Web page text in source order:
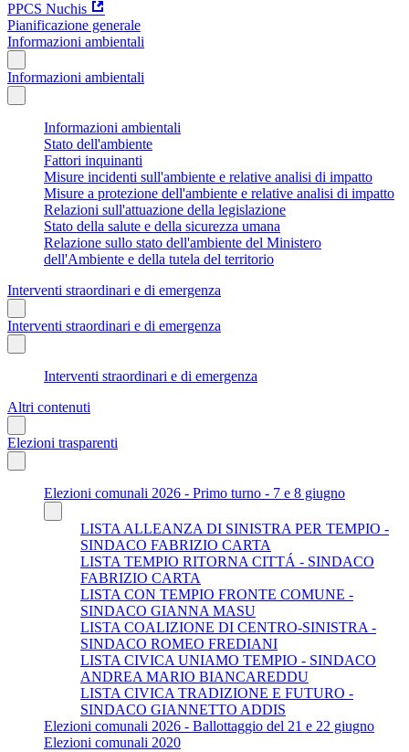
PPCS Nuchis
Pianificazione generale
Informazioni ambientali
Informazioni ambientali
Informazioni ambientali
Stato dell'ambiente
Fattori inquinanti
Misure incidenti sull'ambiente e relative analisi di impatto
Misure a protezione dell'ambiente e relative analisi di impatto
Relazioni sull'attuazione della legislazione
Stato della salute e della sicurezza umana
Relazione sullo stato dell'ambiente del Ministero
dell'Ambiente e della tutela del territorio
Interventi straordinari e di emergenza
Interventi straordinari e di emergenza
Interventi straordinari e di emergenza
Altri contenuti
Elezioni trasparenti
Elezioni comunali 2026 - Primo turno - 7 e 8 giugno
LISTA ALLEANZA DI SINISTRA PER TEMPIO -
SINDACO FABRIZIO CARTA
LISTA TEMPIO RITORNA CITTÁ - SINDACO
FABRIZIO CARTA
LISTA CON TEMPIO FRONTE COMUNE -
SINDACO GIANNA MASU
LISTA COALIZIONE DI CENTRO-SINISTRA -
SINDACO ROMEO FREDIANI
LISTA CIVICA UNIAMO TEMPIO - SINDACO
ANDREA MARIO BIANCAREDDU
LISTA CIVICA TRADIZIONE E FUTURO -
SINDACO GIANNETTO ADDIS
Elezioni comunali 2026 - Ballottaggio del 21 e 22 giugno
Elezioni comunali 2020